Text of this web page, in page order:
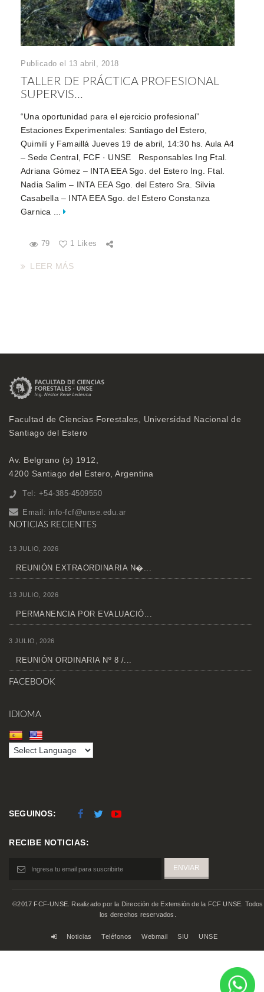
Publicado el 13 abril, 2018
TALLER DE PRÁCTICA PROFESIONAL
SUPERVIS...
“Una oportunidad para el ejercicio profesional”
Estaciones Experimentales: Santiago del Estero,
Quimilí y Famaillá Jueves 19 de abril, 14:30 hs. Aula A4
– Sede Central, FCF · UNSE Responsables Ing Ftal.
Adriana Gómez – INTA EEA Sgo. del Estero Ing. Ftal.
Nadia Salim – INTA EEA Sgo. del Estero Sra. Silvia
Casabella – INTA EEA Sgo. del Estero Constanza
Garnica ...
79 1 Likes
LEER MÁS
Facultad de Ciencias Forestales, Universidad Nacional de
Santiago del Estero
Av. Belgrano (s) 1912,
4200 Santiago del Estero, Argentina
Tel: +54-385-4509550
Email: info-fcf@unse.edu.ar
NOTICIAS RECIENTES
13 JULIO, 2026
REUNIÓN EXTRAORDINARIA N�...
13 JULIO, 2026
PERMANENCIA POR EVALUACIÓ...
3 JULIO, 2026
REUNIÓN ORDINARIA Nº 8 /...
FACEBOOK
IDIOMA
SEGUINOS:
RECIBE NOTICIAS:
©2017 FCF-UNSE. Realizado por la Dirección de Extensión de la FCF UNSE. Todos
los derechos reservados.
Noticias Teléfonos Webmail SIU UNSE